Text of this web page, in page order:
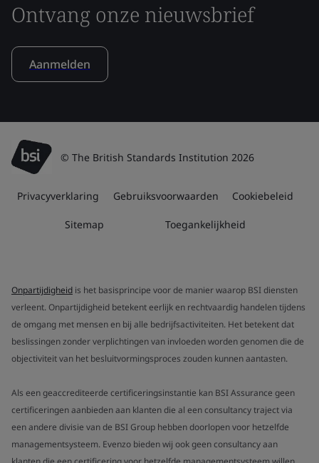
Ontvang onze nieuwsbrief
Aanmelden
© The British Standards Institution 2026
Privacyverklaring Gebruiksvoorwaarden Cookiebeleid
Sitemap Toegankelijkheid
Onpartijdigheid is het basisprincipe voor de manier waarop BSI diensten
verleent. Onpartijdigheid betekent eerlijk en rechtvaardig handelen tijdens
de omgang met mensen en bij alle bedrijfsactiviteiten. Het betekent dat
beslissingen zonder verplichtingen van invloeden worden genomen die de
objectiviteit van het besluitvormingsproces zouden kunnen aantasten.
Als een geaccrediteerde certificeringsinstantie kan BSI Assurance geen
certificeringen aanbieden aan klanten die al een consultancy traject via
een andere divisie van de BSI Group hebben doorlopen voor hetzelfde
managementsysteem. Evenzo bieden wij ook geen consultancy aan